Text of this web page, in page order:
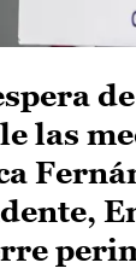
las